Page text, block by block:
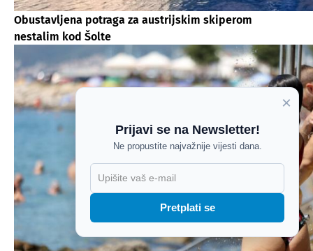
Obustavljena potraga za austrijskim skiperom
nestalim kod Šolte
×
Prijavi se na Newsletter!
Ne propustite najvažnije vijesti dana.
Pretplati se